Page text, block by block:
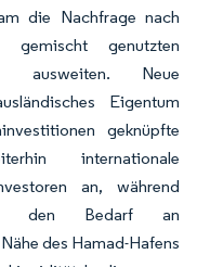
die Nachfrage nach
gemischt genutzten
Neue
Eigentum
geknüpfte
internationale
an, während
den Bedarf an
des Hamad-Hafens